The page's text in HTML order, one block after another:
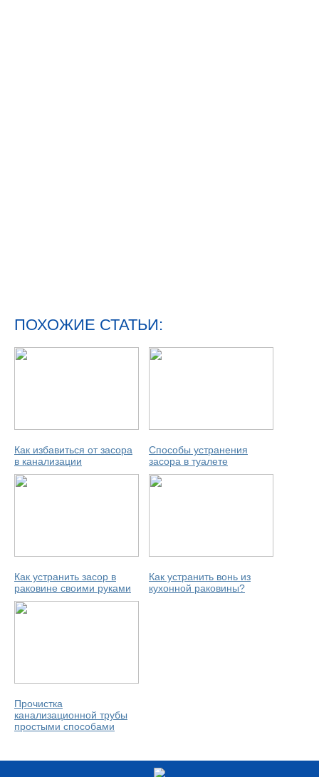
ПОХОЖИЕ СТАТЬИ:
Как избавиться от засора
в канализации
Способы устранения
засора в туалете
Как устранить засор в
раковине своими руками
Как устранить вонь из
кухонной раковины?
Прочистка
канализационной трубы
простыми способами